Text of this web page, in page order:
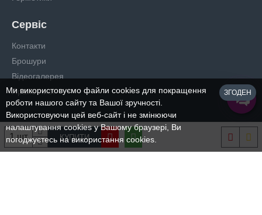
КУПИТИ
Сервіс
Контакти
Брошури
Відеогалерея
Прайс-лист
ЗГОДЕН
Ми використовуємо файли cookies для покращення
роботи нашого сайту та Вашої зручності.
Використовуючи цей веб-сайт і не змінюючи
налаштування cookies у Вашому браузері, Ви
погоджуєтесь на використання cookies.